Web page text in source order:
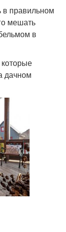
в правильном
мешать
в
дачном